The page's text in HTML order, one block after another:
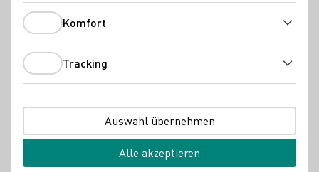
67487 Maikammer
Die Weingüter
Ahr:
Weingut J. J. Adeneuer, Bad Neuenahr-Ahrweiler
Weingut Goswin Lambrich, Oberwesel
Weingut Pieper, Königswinter
Komfort
Tracking
Auswahl übernehmen
Alle akzeptieren